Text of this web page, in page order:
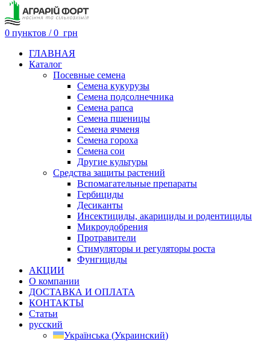
0 пунктов / 0 грн
ГЛАВНАЯ
Каталог
Посевные семена
Семена кукурузы
Семена подсолнечника
Семена рапса
Семена пшеницы
Семена ячменя
Семена гороха
Семена сои
Другие культуры
Средства защиты растений
Вспомагательные препараты
Гербициды
Десиканты
Инсектициды, акарициды и родентициды
Микроудобрения
Протравители
Стимуляторы и регуляторы роста
Фунгициды
АКЦИИ
О компании
ДОСТАВКА И ОПЛАТА
КОНТАКТЫ
Статьи
русский
Українська (Украинский)